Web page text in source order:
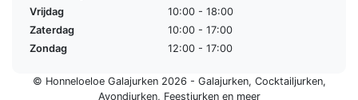
Vrijdag
10:00 - 18:00
Zaterdag
10:00 - 17:00
Zondag
12:00 - 17:00
© Honneloeloe Galajurken 2026 - Galajurken, Cocktailjurken,
Avondjurken, Feestjurkenen meer